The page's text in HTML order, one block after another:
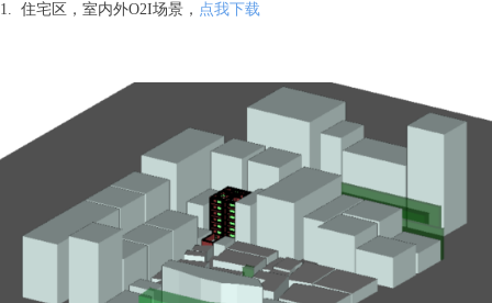
1. 住宅区，室内外O2I场景， 点我下载